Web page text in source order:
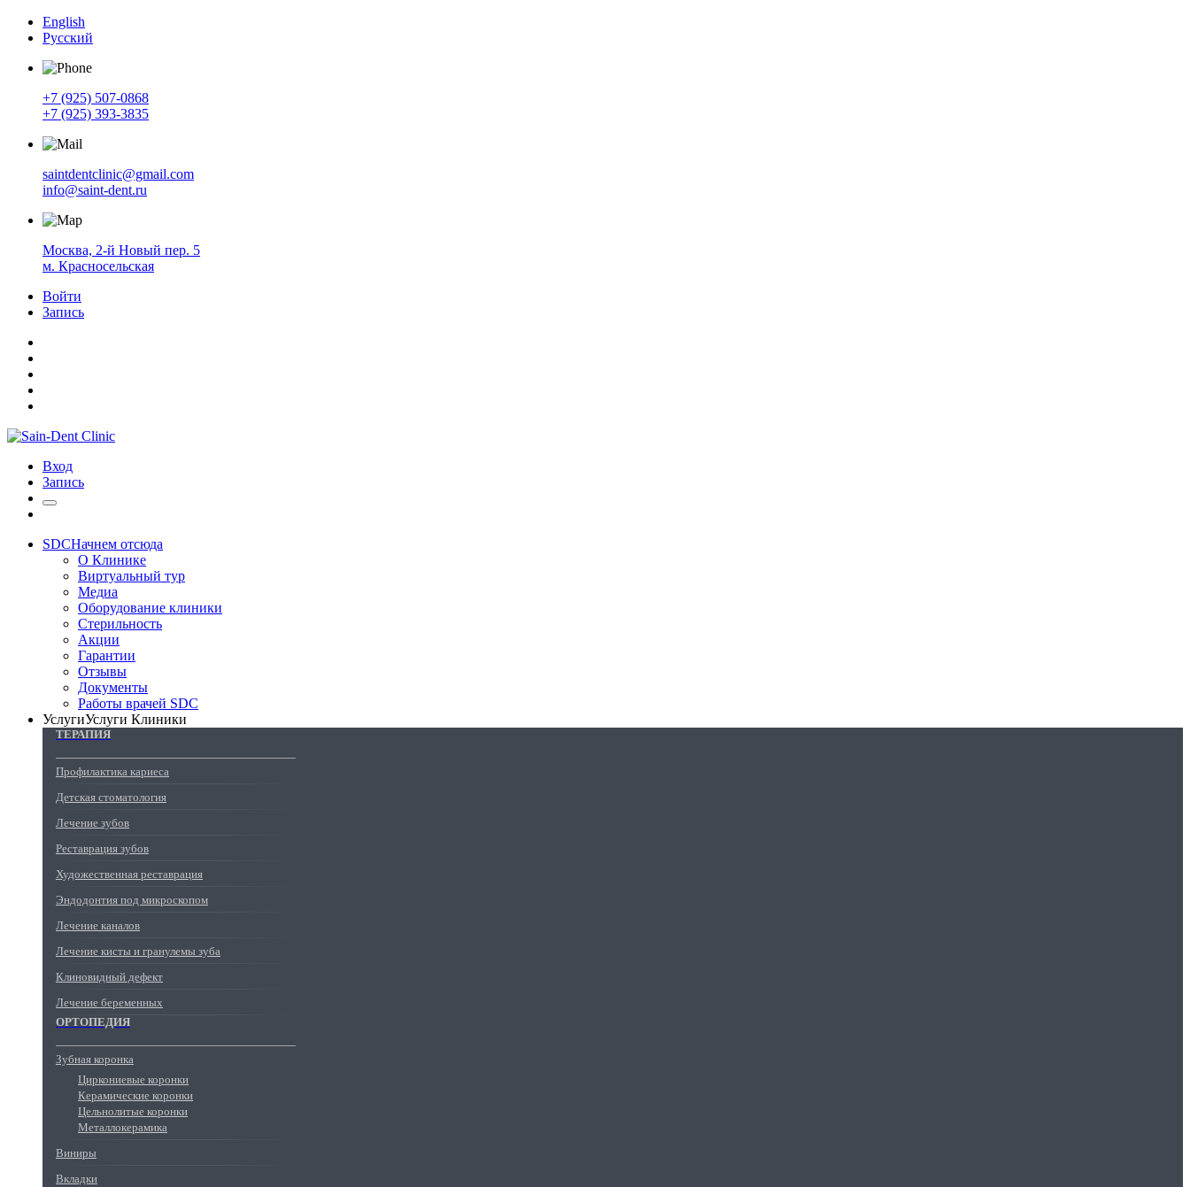
English
Русский
+7 (925) 507-0868
+7 (925) 393-3835
saintdentclinic@gmail.com
info@saint-dent.ru
Москва, 2-й Новый пер. 5
м. Красносельская
Войти
Запись
Вход
Запись
SDCНачнем отсюда
О Клинике
Виртуальный тур
Медиа
Оборудование клиники
Стерильность
Акции
Гарантии
Отзывы
Документы
Работы врачей SDC
УслугиУслуги Клиники
ТЕРАПИЯ
Профилактика кариеса
Детская стоматология
Лечение зубов
Реставрация зубов
Художественная реставрация
Эндодонтия под микроскопом
Лечение каналов
Лечение кисты и гранулемы зуба
Клиновидный дефект
Лечение беременных
ОРТОПЕДИЯ
Зубная коронка
Циркониевые коронки
Керамические коронки
Цельнолитые коронки
Металлокерамика
Виниры
Вкладки